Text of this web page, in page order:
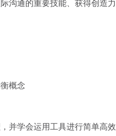
沟通的重要技能、获得创造力
概念
并学会运用工具进行简单高